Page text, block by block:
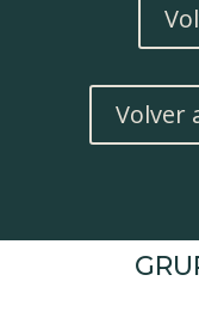
Volver